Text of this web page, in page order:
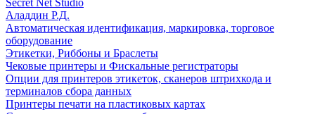
Secret Net Studio
Аладдин Р.Д.
Автоматическая идентификация, маркировка, торговое
оборудование
Этикетки, Риббоны и Браслеты
Чековые принтеры и Фискальные регистраторы
Опции для принтеров этикеток, сканеров штрихкода и
терминалов сбора данных
Принтеры печати на пластиковых картах